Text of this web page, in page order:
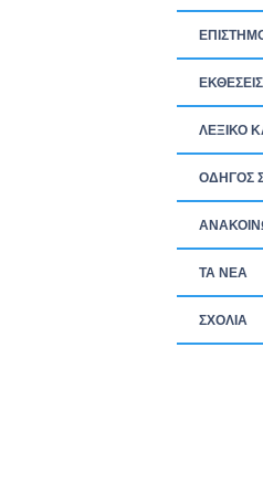
ΕΚΘΕΣΕΙΣ
ΛΕΞΙΚΟ
ΟΔΗΓΟΣ
ΤΑ ΝEΑ
ΣΧΟΛΙΑ